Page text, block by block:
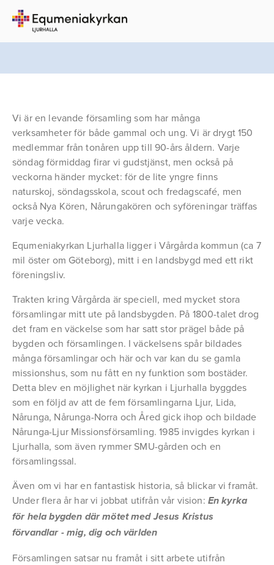
Vi är en levande församling som har många
verksamheter för både gammal och ung. Vi är drygt 150
medlemmar från tonåren upp till 90-års åldern. Varje
söndag förmiddag firar vi gudstjänst, men också på
veckorna händer mycket: för de lite yngre finns
naturskoj, söndagsskola, scout och fredagscafé, men
också Nya Kören, Nårungakören och syföreningar träffas
varje vecka.
Equmeniakyrkan Ljurhalla ligger i Vårgårda kommun (ca 7
mil öster om Göteborg), mitt i en landsbygd med ett rikt
föreningsliv.
Trakten kring Vårgårda är speciell, med mycket stora
församlingar mitt ute på landsbygden. På 1800-talet drog
det fram en väckelse som har satt stor prägel både på
bygden och församlingen. I väckelsens spår bildades
många församlingar och här och var kan du se gamla
missionshus, som nu fått en ny funktion som bostäder.
Detta blev en möjlighet när kyrkan i Ljurhalla byggdes
som en följd av att de fem församlingarna Ljur, Lida,
Nårunga, Nårunga-Norra och Åred gick ihop och bildade
Nårunga-Ljur Missionsförsamling. 1985 invigdes kyrkan i
Ljurhalla, som även rymmer SMU-gården och en
församlingssal.
Även om vi har en fantastisk historia, så blickar vi framåt.
Under flera år har vi jobbat utifrån vår vision: En kyrka
för hela bygden där mötet med Jesus Kristus
förvandlar - mig, dig och världen
Församlingen satsar nu framåt i sitt arbete utifrån